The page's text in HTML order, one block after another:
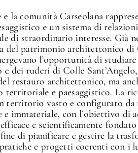
e la comunità Carseolana
e un sistema di
di straordinario interesse. Già
del patrimonio architettonico di
l’opportunità di
e dei ruderi di Colle
restauro architettonico, ma
territoriale e paesaggistico. La
territorio vasto e configurato da
e immateriale, con l’obiettivo di
e scientificamente
di pianificare e gestire la
e progetti coerenti con i